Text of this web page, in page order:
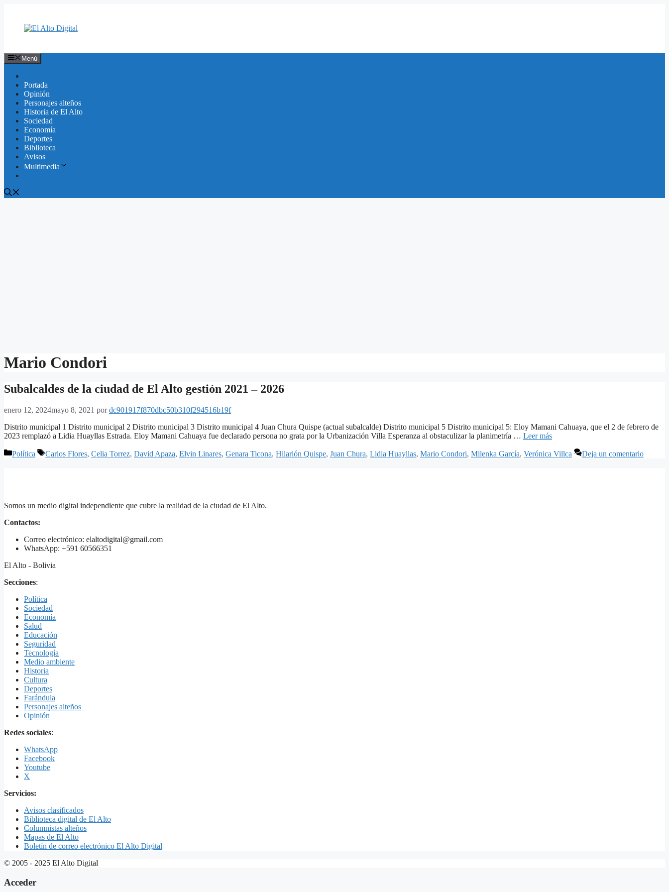
contenido
Menú
Portada
Opinión
Personajes alteños
Historia de El Alto
Sociedad
Economía
Deportes
Biblioteca
Avisos
Multimedia
Mario Condori
Subalcaldes de la ciudad de El Alto gestión 2021 – 2026
enero 12, 2024mayo 8, 2021 pordc901917f870dbc50b310f294516b19f
Distrito municipal 1 Distrito municipal 2 Distrito municipal 3 Distrito municipal 4 Juan Chura Quispe (actual subalcalde) Distrito municipal 5 Distrito municipal 5: Eloy Mamani Cahuaya, que el 2 de febrero de
2023 remplazó a Lidia Huayllas Estrada. Eloy Mamani Cahuaya fue declarado persona no grata por la Urbanización Villa Esperanza al obstaculizar la planimetría … Leer más
Categorías
Política Etiquetas
Carlos Flores, Celia Torrez, David Apaza, Elvin Linares, Genara Ticona, Hilarión Quispe, Juan Chura, Lidia Huayllas, Mario Condori, Milenka García, Verónica Villca Deja un comentario
Somos un medio digital independiente que cubre la realidad de la ciudad de El Alto.
Contactos:
Correo electrónico: elaltodigital@gmail.com
WhatsApp: +591 60566351
El Alto - Bolivia
Secciones:
Política
Sociedad
Economía
Salud
Educación
Seguridad
Tecnología
Medio ambiente
Historia
Cultura
Deportes
Farándula
Personajes alteños
Opinión
Redes sociales:
WhatsApp
Facebook
Youtube
X
Servicios:
Avisos clasificados
Biblioteca digital de El Alto
Columnistas alteños
Mapas de El Alto
Boletín de correo electrónico El Alto Digital
© 2005 - 2025 El Alto Digital
Acceder